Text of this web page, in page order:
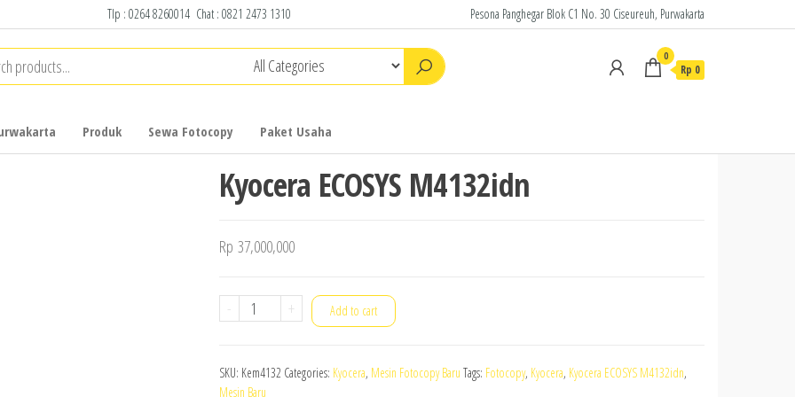
Tlp : 0264 8260014Chat : 0821 2473 1310 Pesona Panghegar Blok C1 No. 30 Ciseureuh, Purwakarta
0
Rp 0
Produk Sewa Fotocopy Paket Usaha
Kyocera ECOSYS M4132idn
Rp 37,000,000
-
Kyocera
quantity
+ Add to cart
SKU: Kem4132 Categories: Kyocera, Mesin Fotocopy Baru Tags: Fotocopy, Kyocera, Kyocera ECOSYS M4132idn,
Mesin Baru